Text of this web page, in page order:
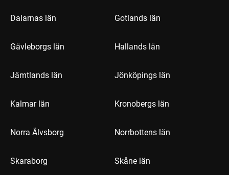
Dalarnas län Gotlands län
Gävleborgs län Hallands län
Jämtlands län Jönköpings län
Kalmar län Kronobergs län
Norra Älvsborg Norrbottens län
Skaraborg Skåne län